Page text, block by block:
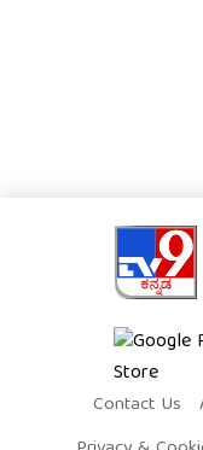
Contact Us